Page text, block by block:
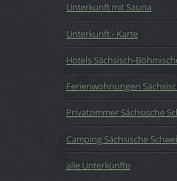
Unterkunft mit Sauna
Unterkunft - Karte
Hotels Sächsisch-
Ferienwohnungen
Privatzimmer Sächsische
Camping Sächsische
alle Unterkünfte